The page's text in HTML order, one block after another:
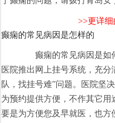
>>更详
癫痫的常见病因是怎样的
癫痫的常见病因是如
医院推出网上挂号系统，充
队，找挂号难”问题。医院坚
为预约提供方便，不作其它
要是为方便您及早就医，也